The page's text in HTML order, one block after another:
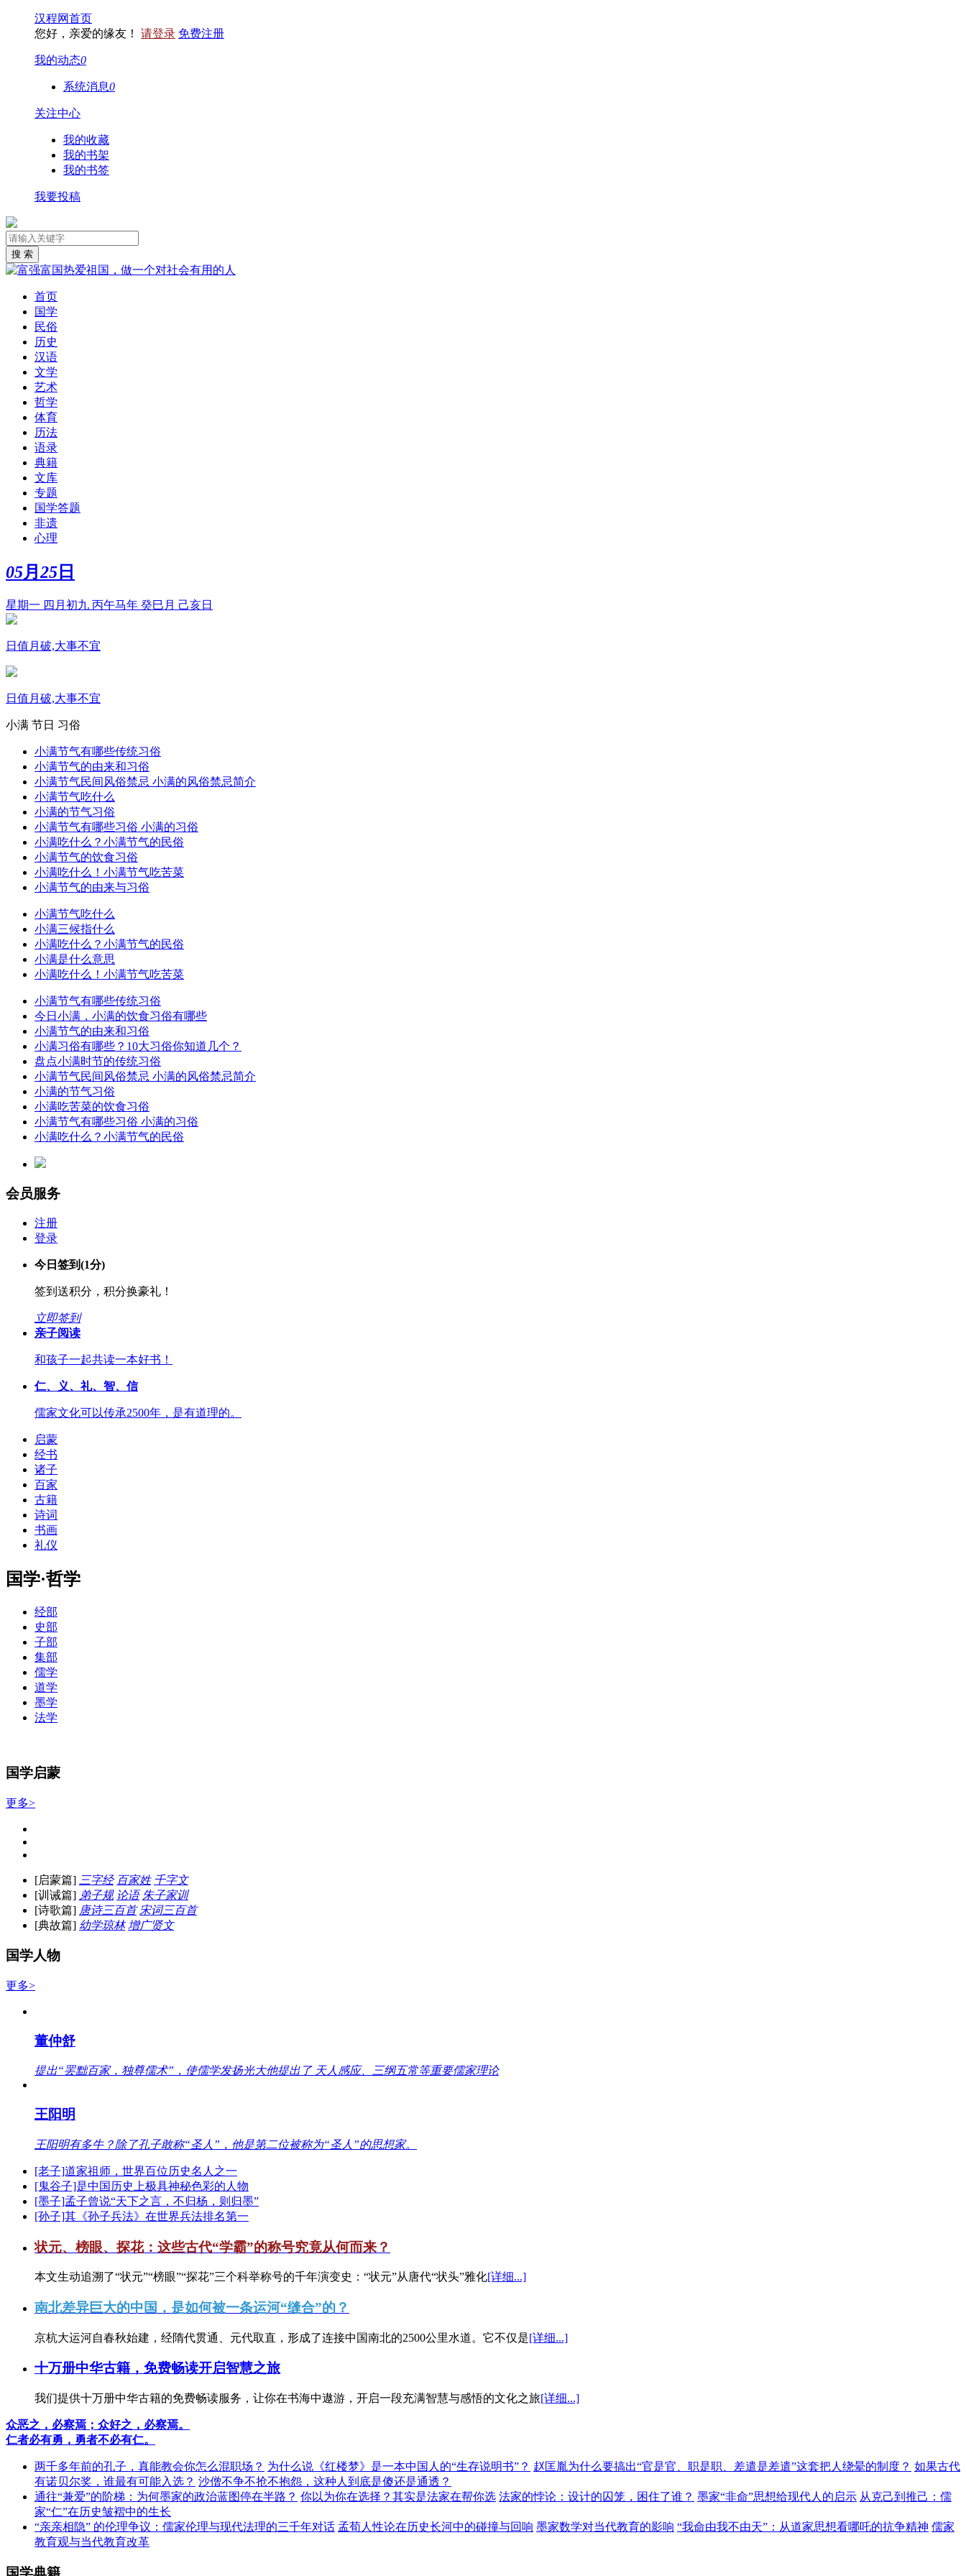
汉程网首页
您好，亲爱的缘友！ 请登录 免费注册
我的动态0
系统消息0
关注中心
我的收藏
我的书架
我的书签
我要投稿
首页
国学
民俗
历史
汉语
文学
艺术
哲学
体育
历法
语录
典籍
文库
专题
国学答题
非遗
心理
05月 25 日
星期一 四月初九 丙午马年 癸巳月 己亥日
日值月破,大事不宜
日值月破,大事不宜
小满 节日 习俗
小满节气有哪些传统习俗
小满节气的由来和习俗
小满节气民间风俗禁忌 小满的风俗禁忌简介
小满节气吃什么
小满的节气习俗
小满节气有哪些习俗 小满的习俗
小满吃什么？小满节气的民俗
小满节气的饮食习俗
小满吃什么！小满节气吃苦菜
小满节气的由来与习俗
小满节气吃什么
小满三候指什么
小满吃什么？小满节气的民俗
小满是什么意思
小满吃什么！小满节气吃苦菜
小满节气有哪些传统习俗
今日小满，小满的饮食习俗有哪些
小满节气的由来和习俗
小满习俗有哪些？10大习俗你知道几个？
盘点小满时节的传统习俗
小满节气民间风俗禁忌 小满的风俗禁忌简介
小满的节气习俗
小满吃苦菜的饮食习俗
小满节气有哪些习俗 小满的习俗
小满吃什么？小满节气的民俗
会员服务
注册
登录
今日签到(1分)
签到送积分，积分换豪礼！
立即签到
亲子阅读
和孩子一起共读一本好书！
仁、义、礼、智、信
儒家文化可以传承2500年，是有道理的。
启蒙
经书
诸子
百家
古籍
诗词
书画
礼仪
国学·哲学
经部
史部
子部
集部
儒学
道学
墨学
法学
国学启蒙
更多>
[启蒙篇] 三字经 百家姓 千字文
[训诫篇] 弟子规 论语 朱子家训
[诗歌篇] 唐诗三百首 宋词三百首
[典故篇] 幼学琼林 增广贤文
国学人物
更多>
董仲舒
提出“罢黜百家，独尊儒术”，使儒学发扬光大他提出了 天人感应、三纲五常等重要儒家理论
王阳明
王阳明有多牛？除了孔子敢称“圣人”，他是第二位被称为“圣人”的思想家。
[老子]道家祖师，世界百位历史名人之一
[鬼谷子]是中国历史上极具神秘色彩的人物
[墨子]孟子曾说“天下之言，不归杨，则归墨”
[孙子]其《孙子兵法》在世界兵法排名第一
状元、榜眼、探花：这些古代“学霸”的称号究竟从何而来？
本文生动追溯了“状元”“榜眼”“探花”三个科举称号的千年演变史：“状元”从唐代“状头”雅化[详细...]
南北差异巨大的中国，是如何被一条运河“缝合”的？
京杭大运河自春秋始建，经隋代贯通、元代取直，形成了连接中国南北的2500公里水道。它不仅是[详细...]
十万册中华古籍，免费畅读开启智慧之旅
我们提供十万册中华古籍的免费畅读服务，让你在书海中遨游，开启一段充满智慧与感悟的文化之旅[详细...]
众恶之，必察焉；众好之，必察焉。
仁者必有勇，勇者不必有仁。
两千多年前的孔子，真能教会你怎么混职场？ 为什么说《红楼梦》是一本中国人的“生存说明书”？ 赵匡胤为什么要搞出“官是官、职是职、差遣是差遣”这套把人绕晕的制度？ 如果古代
有诺贝尔奖，谁最有可能入选？ 沙僧不争不抢不抱怨，这种人到底是傻还是通透？
通往“兼爱”的阶梯：为何墨家的政治蓝图停在半路？ 你以为你在选择？其实是法家在帮你选 法家的悖论：设计的囚笼，困住了谁？ 墨家“非命”思想给现代人的启示 从克己到推己：儒
家“仁”在历史皱褶中的生长
“亲亲相隐” 的伦理争议：儒家伦理与现代法理的三千年对话 孟荀人性论在历史长河中的碰撞与回响 墨家数学对当代教育的影响 “我命由我不由天”：从道家思想看哪吒的抗争精神 儒家
教育观与当代教育改革
国学典籍